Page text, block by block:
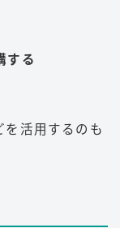
する
を活用するのも